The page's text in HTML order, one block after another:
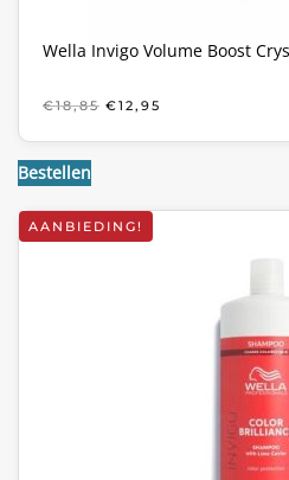
Wella Invigo Volume Boost
€18,85 OORSPRONKELIJKE
WAS:
€12,95
IS:
Bestellen
AANBIEDING!